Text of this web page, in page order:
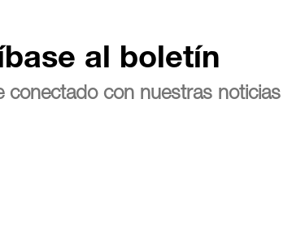
al boletín
conectado con nuestras noticias